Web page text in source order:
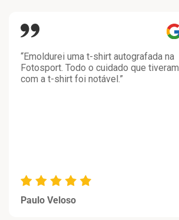
“Emoldurei uma t-shirt autografada na
Fotosport. Todo o cuidado que tiveram
com a t-shirt foi notável.”
Paulo Veloso